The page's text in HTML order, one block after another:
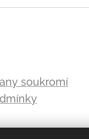
soukromí